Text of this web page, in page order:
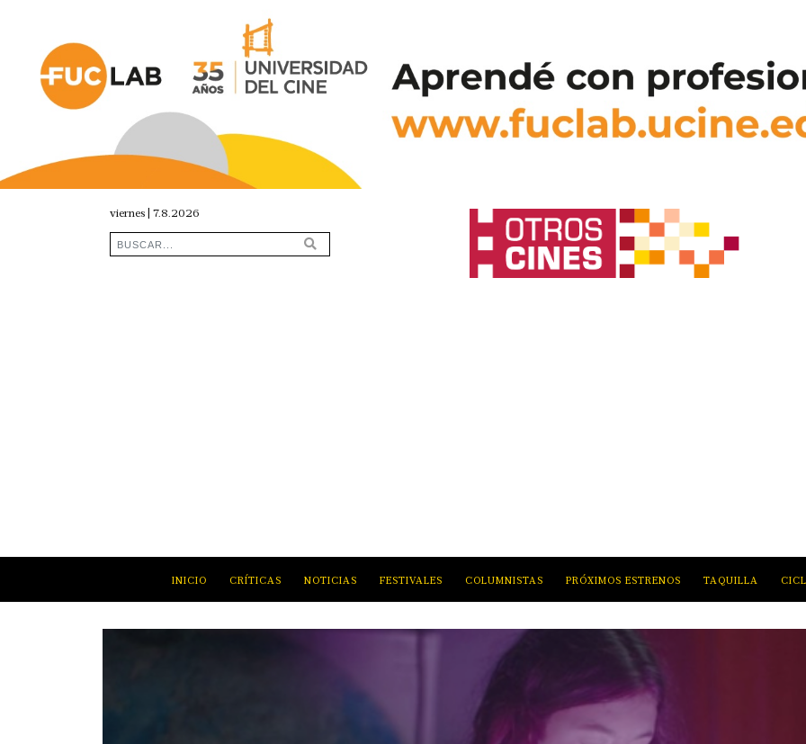
viernes | 7.8.2026
INICIO CRÍTICAS NOTICIAS FESTIVALES COLUMNISTAS PRÓXIMOS ESTRENOS TAQUILLA